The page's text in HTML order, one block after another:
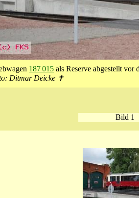
187 015 als Reserve abgestellt vor
Ditmar Deicke ✝
Bild 1